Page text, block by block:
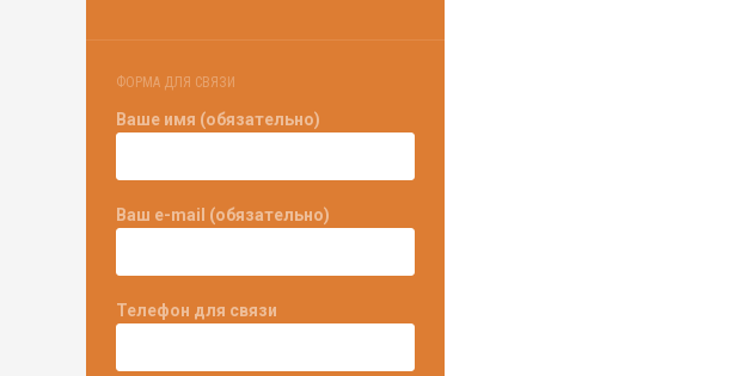
ФОРМА ДЛЯ СВЯЗИ
Ваше имя (обязательно)
Ваш e-mail (обязательно)
Телефон для связи